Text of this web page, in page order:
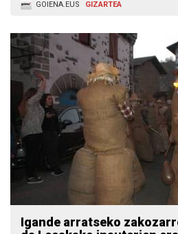
GOIENA.EUS GIZARTEA
Igande arratseko